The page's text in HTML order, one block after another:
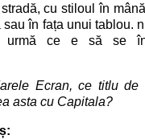
cu stiloul în
în fața unui tablou.
urmă ce e să se
Ecran, ce titlu de
asta cu Capitala?